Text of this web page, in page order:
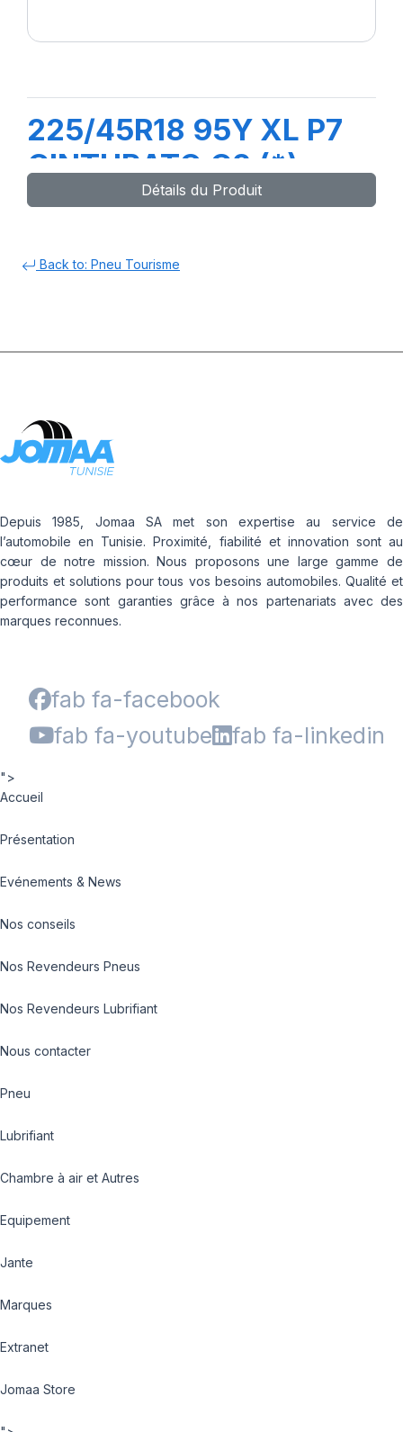
225/45R18 95Y XL P7
CINTURATO C2 (*)
Détails du Produit
Back to: Pneu Tourisme
Depuis 1985, Jomaa SA met son expertise au service de
l’automobile en Tunisie. Proximité, fiabilité et innovation sont au
cœur de notre mission. Nous proposons une large gamme de
produits et solutions pour tous vos besoins automobiles. Qualité et
performance sont garanties grâce à nos partenariats avec des
marques reconnues.
fab fa-facebook
fab fa-youtube
fab fa-linkedin
">
Accueil
Présentation
Evénements & News
Nos conseils
Nos Revendeurs Pneus
Nos Revendeurs Lubrifiant
Nous contacter
Pneu
Lubrifiant
Chambre à air et Autres
Equipement
Jante
Marques
Extranet
Jomaa Store